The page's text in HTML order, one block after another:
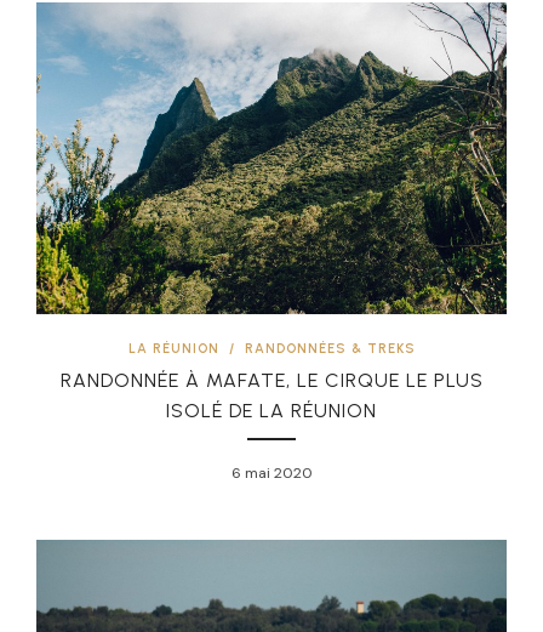
LA RÉUNION / RANDONNÉES & TREKS
RANDONNÉE À MAFATE, LE CIRQUE LE PLUS
ISOLÉ DE LA RÉUNION
6 mai 2020